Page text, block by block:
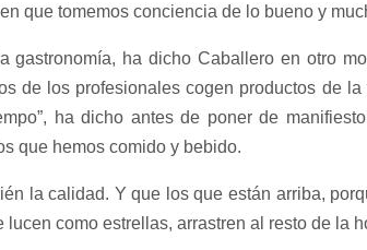
que tomemos conciencia de lo bueno y
ha dicho Caballero en otro
de los profesionales cogen productos de
ha dicho antes de poner de
que hemos comido y bebido.
la calidad. Y que los que están arriba,
como estrellas, arrastren al resto de la